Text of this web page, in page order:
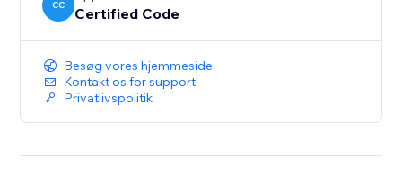
CC Certified Code
Besøg vores hjemmeside
Kontakt os for support
Privatlivspolitik